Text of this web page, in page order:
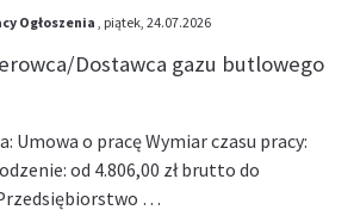
Ogłoszenia , piątek, 24.07.2026
Dostawca gazu butlowego
Umowa o pracę Wymiar czasu pracy:
od 4.806,00 zł brutto do
…